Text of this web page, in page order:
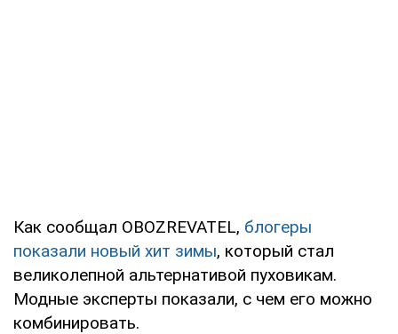
Как сообщал OBOZREVATEL, блогеры
показали новый хит зимы, который стал
великолепной альтернативой пуховикам.
Модные эксперты показали, с чем его можно
комбинировать.